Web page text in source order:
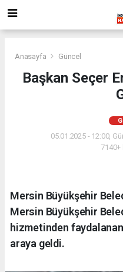
Anasayfa Güncel
Başkan Seçer
05.01.2025 - 12:00,
7140+
Mersin Büyükşehir
Mersin Büyükşehir
hizmetinden
araya geldi.